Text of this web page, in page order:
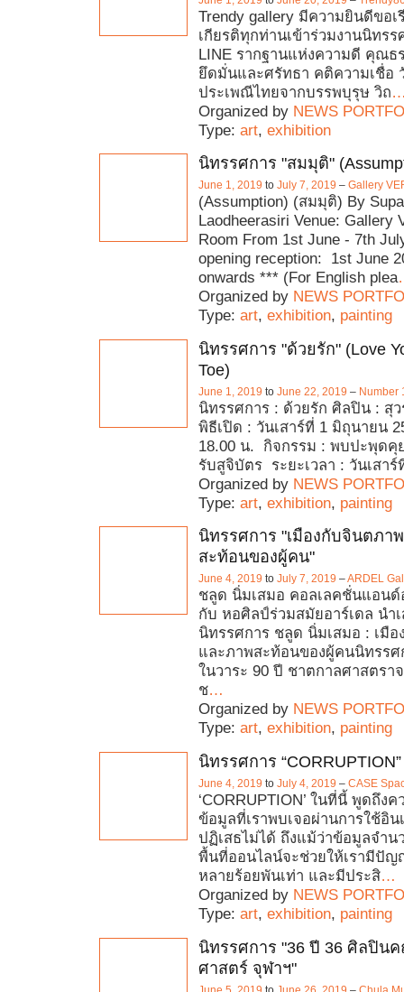
Trendy gallery มีความยินดีขอ
เกียรติทุกท่านเข้าร่วมงานนิทร
LINE รากฐานแห่งความดี คุณธ
ยึดมั่นและศรัทธา คติความเชื่อ
ประเพณีไทยจากบรรพบุรุษ วิถ
Organized by NEWS
Type: art, exhibition
นิทรรศการ "สมมุติ"
June 1, 2019 to July 7, 2019 – Gallery
(Assumption) (สมมุติ) By
Laodheerasiri Venue: Gallery
Room From 1st June - 7th
opening reception: 1st June
onwards *** (For English plea
Organized by NEWS
Type: art, exhibition, painting
นิทรรศการ "ด้วยรัก" (Love
Toe)
June 1, 2019 to June 22, 2019 – Number
นิทรรศการ : ด้วยรัก ศิลปิน :
พิธีเปิด : วันเสาร์ที่ 1 มิถุนายน
18.00 น. กิจกรรม : พบปะพุดคุ
รับสูจิบัตร ระยะเวลา : วันเสา
Organized by NEWS
Type: art, exhibition, painting
นิทรรศการ "เมืองกับจินตภา
สะท้อนของผู้คน"
June 4, 2019 to July 7, 2019 –ARDEL
ชลูด นิ่มเสมอ คอลเลคชั่นแอนด์
กับ หอศิลป์ร่วมสมัยอาร์เดล นำ
นิทรรศการ ชลูด นิ่มเสมอ : เมื
และภาพสะท้อนของผู้คนนิทรรศ
ในวาระ 90 ปี ชาตกาลศาสตรา
ช…
Organized by NEWS
Type: art, exhibition, painting
นิทรรศการ “CORRUPTION”
June 4, 2019 to July 4, 2019 – CASE
‘CORRUPTION’ ในที่นี้ พูดถึง
ข้อมูลที่เราพบเจอผ่านการใช้อิน
ปฏิเสธไม่ได้ ถึงแม้ว่าข้อมูลจำ
พื้นที่ออนไลน์จะช่วยให้เรามีปัญ
หลายร้อยพันเท่า และมีประสิ…
Organized by NEWS
Type: art, exhibition, painting
นิทรรศการ "36 ปี 36 ศิลปิน
ศาสตร์ จุฬาฯ"